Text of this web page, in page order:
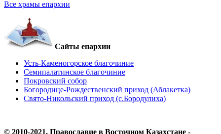
Все храмы епархии
Сайты епархии
Усть-Каменогорское благочиние
Семипалатинское благочиние
Покровский собор
Богородице-Рождественский приход (Аблакетка)
Свято-Никольский приход (с.Бородулиха)
© 2010-2021, Православие в Восточном Казахстане -